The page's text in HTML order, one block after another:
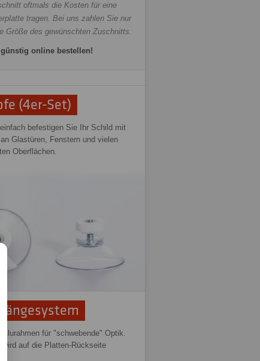
oftmals die Kosten für eine
tragen. Bei uns zahlen Sie nur
Größe des gewünschten Zuschnitts.
online bestellen!
(4er-Set)
befestigen Sie Ihr Schild mit
Glastüren, Fenstern und vielen
Oberflächen.
Alurahmen für "schwebende" Optik.
wird auf die Platten-Rückseite